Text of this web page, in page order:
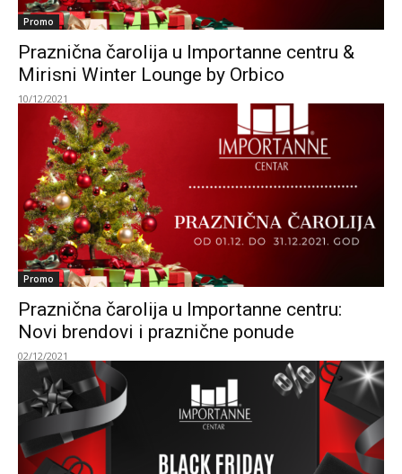
Promo
Praznična čarolija u Importanne centru &
Mirisni Winter Lounge by Orbico
10/12/2021
Promo
Praznična čarolija u Importanne centru:
Novi brendovi i praznične ponude
02/12/2021